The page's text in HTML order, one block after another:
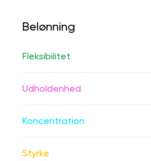
Belønning
Fleksibilitet
Udholdenhed
Koncentration
Styrke